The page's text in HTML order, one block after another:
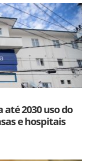
2030 uso do
e hospitais